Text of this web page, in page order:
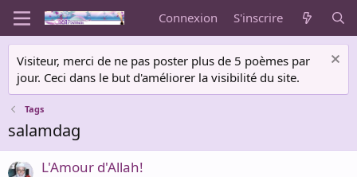
Connexion S'inscrire
Visiteur, merci de ne pas poster plus de 5 poèmes par
jour. Ceci dans le but d'améliorer la visibilité du site.
Tags
salamdag
L'Amour d'Allah!